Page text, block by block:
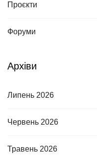
Проєкти
Форуми
Архіви
Липень 2026
Червень 2026
Травень 2026